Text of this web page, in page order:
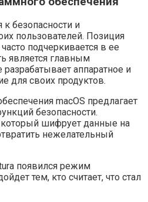
к безопасности и
пользователей. Позиция
подчеркивается в ее
является главным
аппаратное и
для своих продуктов.
macOS предлагает
безопасности.
который шифрует данные на
нежелательный
появился режим
тем, кто считает, что стал